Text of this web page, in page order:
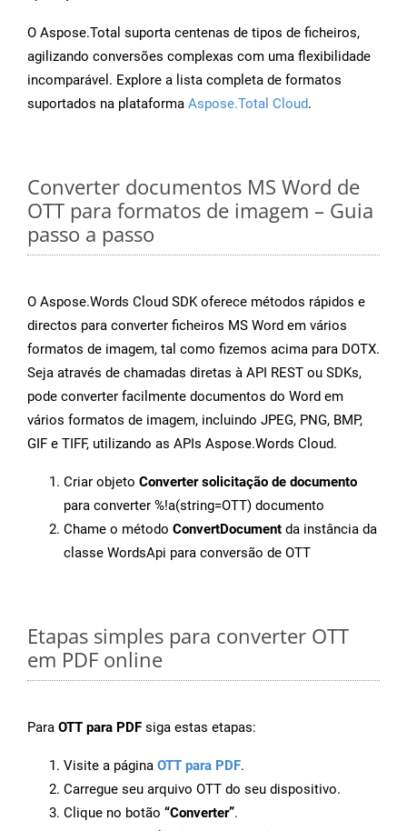
O Aspose.Total suporta centenas de tipos de ficheiros,
agilizando conversões complexas com uma flexibilidade
incomparável. Explore a lista completa de formatos
suportados na plataforma Aspose.Total Cloud.
Converter documentos MS Word de
OTT para formatos de imagem – Guia
passo a passo
O Aspose.Words Cloud SDK oferece métodos rápidos e
directos para converter ficheiros MS Word em vários
formatos de imagem, tal como fizemos acima para DOTX.
Seja através de chamadas diretas à API REST ou SDKs,
pode converter facilmente documentos do Word em
vários formatos de imagem, incluindo JPEG, PNG, BMP,
GIF e TIFF, utilizando as APIs Aspose.Words Cloud.
Criar objeto Converter solicitação de documento
para converter %!a(string=OTT) documento
Chame o método ConvertDocument da instância da
classe WordsApi para conversão de OTT
Etapas simples para converter OTT
em PDF online
Para OTT para PDF siga estas etapas:
Visite a página OTT para PDF.
Carregue seu arquivo OTT do seu dispositivo.
Clique no botão “Converter”.